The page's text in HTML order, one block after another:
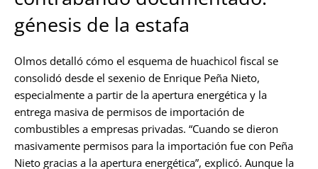
génesis de la estafa
Olmos detalló cómo el esquema de huachicol fiscal se
consolidó desde el sexenio de Enrique Peña Nieto,
especialmente a partir de la apertura energética y la
entrega masiva de permisos de importación de
combustibles a empresas privadas. “Cuando se dieron
masivamente permisos para la importación fue con Peña
Nieto gracias a la apertura energética”, explicó. Aunque la